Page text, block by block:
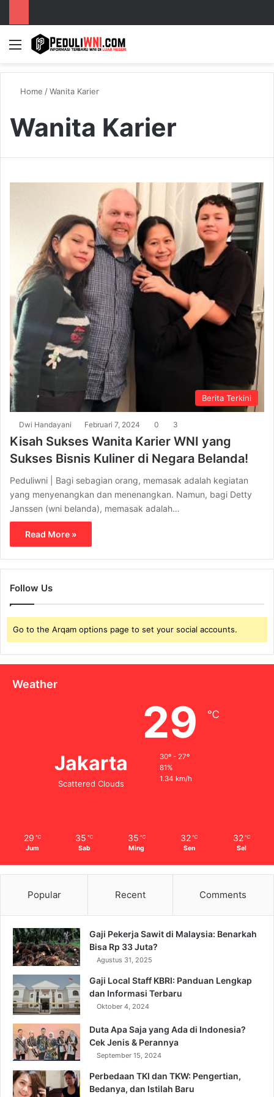
Menu
Home /Wanita Karier
Wanita Karier
Berita Terkini
Dwi Handayani Februari 7, 2024 0 3
Kisah Sukses Wanita Karier WNI yang
Sukses Bisnis Kuliner di Negara Belanda!
Peduliwni | Bagi sebagian orang, memasak adalah kegiatan
yang menyenangkan dan menenangkan. Namun, bagi Detty
Janssen (wni belanda), memasak adalah…
Read More »
Follow Us
Go to the Arqam options page to set your social accounts.
Weather
Jakarta
Scattered Clouds
29 ℃
30º - 27º
81%
1.34 km/h
29 ℃
Jum
35 ℃
Sab
35 ℃
Ming
32 ℃
Sen
32 ℃
Sel
Popular Recent Comments
Gaji Pekerja Sawit di Malaysia: Benarkah
Bisa Rp 33 Juta?
Agustus 31, 2025
Gaji Local Staff KBRI: Panduan Lengkap
dan Informasi Terbaru
Oktober 4, 2024
Duta Apa Saja yang Ada di Indonesia?
Cek Jenis & Perannya
September 15, 2024
Perbedaan TKI dan TKW: Pengertian,
Bedanya, dan Istilah Baru